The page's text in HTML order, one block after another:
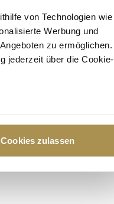
von Technologien wie
Werbung und
zu ermöglichen.
jederzeit über die Cookie-
Präferenzen im
Cookies zulassen